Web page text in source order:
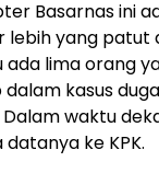
Basarnas ini
lebih yang
ada lima orang
kasus
waktu
ke KPK.